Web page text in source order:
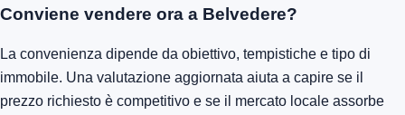
Conviene vendere ora a Belvedere?
La convenienza dipende da obiettivo, tempistiche e tipo di
immobile. Una valutazione aggiornata aiuta a capire se il
prezzo richiesto è competitivo e se il mercato locale assorbe